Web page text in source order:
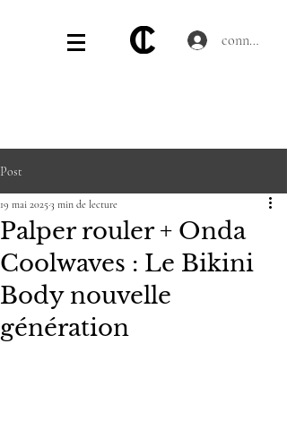
connecter
Post
Palper rouler + Onda
Coolwaves : Le Bikini
Body nouvelle
génération
19 mai 20253 min de lecture